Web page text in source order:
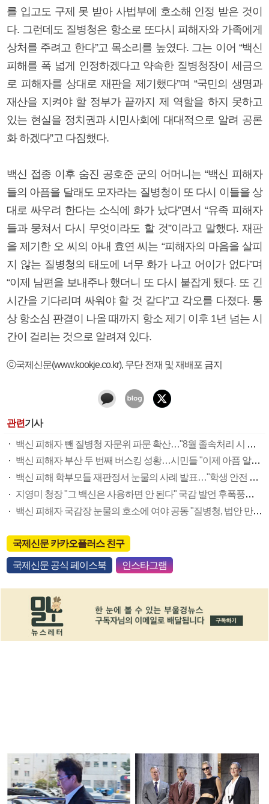
를 입고도 구제 못 받아 사법부에 호소해 인정 받은 것이
다. 그런데도 질병청은 항소로 또다시 피해자와 가족에게
상처를 주려고 한다”고 목소리를 높였다. 그는 이어 “백신
피해를 폭 넓게 인정하겠다고 약속한 질병청장이 세금으
로 피해자를 상대로 재판을 제기했다”며 “국민의 생명과
재산을 지켜야 할 정부가 끝까지 제 역할을 하지 못하고
있는 현실을 정치권과 시민사회에 대대적으로 알려 공론
화 하겠다”고 다짐했다.
백신 접종 이후 숨진 공호준 군의 어머니는 “백신 피해자
들의 아픔을 달래도 모자라는 질병청이 또 다시 이들을 상
대로 싸우려 한다는 소식에 화가 났다”면서 “유족 피해자
들과 뭉쳐서 다시 무엇이라도 할 것”이라고 말했다. 재판
을 제기한 오 씨의 아내 효연 씨는 “피해자의 마음을 살피
지 않는 질병청의 태도에 너무 화가 나고 어이가 없다”며
“이제 남편을 보내주나 했더니 또 다시 붙잡게 됐다. 또 긴
시간을 기다리며 싸워야 할 것 같다”고 각오를 다졌다. 통
상 항소심 판결이 나올 때까지 항소 제기 이후 1년 넘는 시
간이 걸리는 것으로 알려져 있다.
ⓒ국제신문(www.kookje.co.kr), 무단 전재 및 재배포 금지
관련기사
백신 피해자 뺀 질병청 자문위 파문 확산…"8월 졸속처리 시 대규모 저항"
백신 피해자 부산 두 번째 버스킹 성황…시민들 "이제 아픔 알겠다" 응원
백신 피해 학부모들 재판정서 눈물의 사례 발표…"학생 안전 주의의무 놓친 학교·당국이 우리 애 죽였다"
지영미 청장 "그 백신은 사용하면 안 된다" 국감 발언 후폭풍…피해자 "우롱하나"
백신 피해자 국감장 눈물의 호소에 여야 공동 "질병청, 법안 만들면 따르라"
국제신문 카카오플러스 친구
국제신문 공식 페이스북 인스타그램